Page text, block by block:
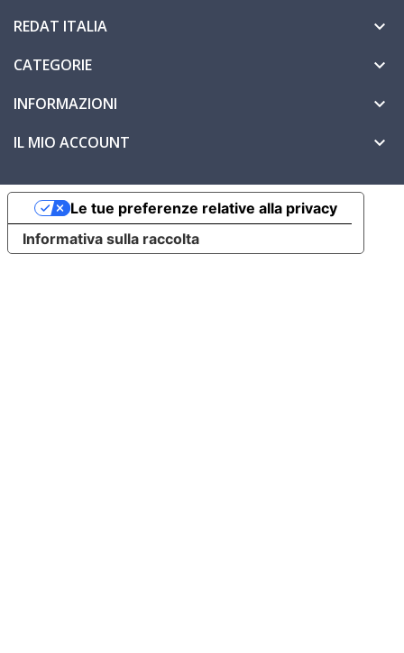
REDAT ITALIA 
CATEGORIE 
INFORMAZIONI 
IL MIO ACCOUNT 
Informativa sulla raccolta
Le tue preferenze relative alla privacy